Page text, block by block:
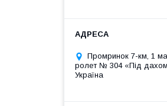
Промринок 7-км, 1
ролет № 304 «Під
Україна